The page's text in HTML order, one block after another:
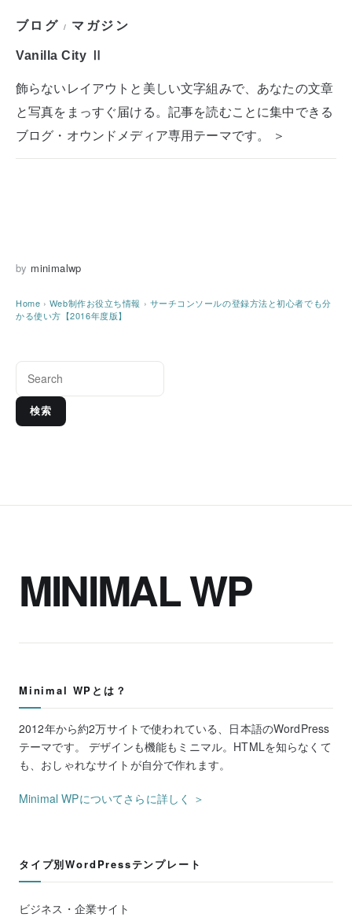
ブログ / マガジン
Vanilla City Ⅱ
飾らないレイアウトと美しい文字組みで、あなたの文章
と写真をまっすぐ届ける。記事を読むことに集中できる
ブログ・オウンドメディア専用テーマです。 ＞
by minimalwp
Home › Web制作お役立ち情報 › サーチコンソールの登録方法と初心者でも分
かる使い方【2016年度版】
検索
MINIMAL WP
Minimal WPとは？
2012年から約2万サイトで使われている、日本語のWordPress
テーマです。 デザインも機能もミニマル。HTMLを知らなくて
も、おしゃれなサイトが自分で作れます。
Minimal WPについてさらに詳しく ＞
タイプ別WordPressテンプレート
ビジネス・企業サイト